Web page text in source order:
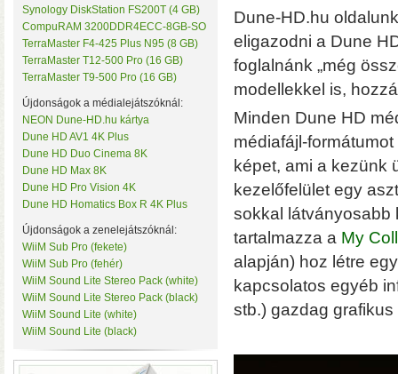
• Hardveres RAID0/
választható • Hot
MByte/s
AV1 4K Plus – 4K-s
Dune-HD.hu
eligazodni a Dune
foglalnánk „még
modellekkel is,
Minden Dune HD
médiafájl-
képet, ami a kezünk
kezelőfelület egy
sokkal látványosabb
tartalmazza a My
alapján) hoz létre
kapcsolatos egyéb
stb.) gazdag
Synology DiskStation FS200T (4 GB)
CompuRAM 3200DDR4ECC-8GB-SO
TerraMaster F4-425 Plus N95 (8 GB)
TerraMaster T12-500 Pro (16 GB)
TerraMaster T9-500 Pro (16 GB)
Újdonságok a médialejátszóknál:
NEON Dune-HD.hu kártya
Dune HD AV1 4K Plus
Dune HD Duo Cinema 8K
Dune HD Max 8K
Dune HD Pro Vision 4K
Dune HD Homatics Box R 4K Plus
Újdonságok a zenelejátszóknál:
WiiM Sub Pro (fekete)
WiiM Sub Pro (fehér)
WiiM Sound Lite Stereo Pack (white)
WiiM Sound Lite Stereo Pack (black)
WiiM Sound Lite (white)
WiiM Sound Lite (black)